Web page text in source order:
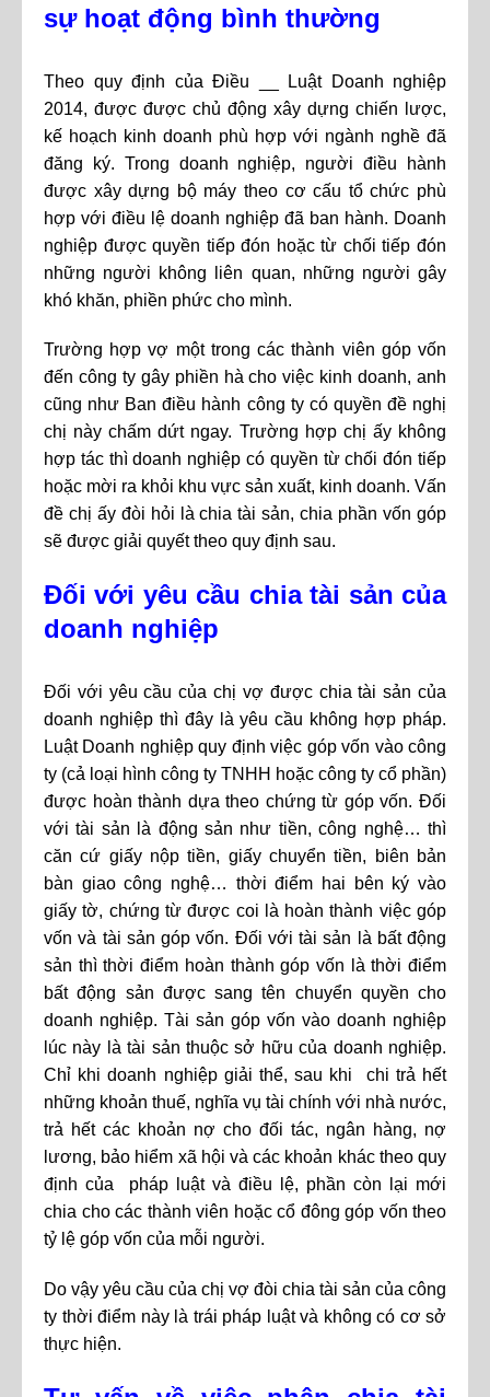
sự hoạt động bình thường
Theo quy định của Điều __ Luật Doanh nghiệp
2014, được được chủ động xây dựng chiến lược,
kế hoạch kinh doanh phù hợp với ngành nghề đã
đăng ký. Trong doanh nghiệp, người điều hành
được xây dựng bộ máy theo cơ cấu tổ chức phù
hợp với điều lệ doanh nghiệp đã ban hành. Doanh
nghiệp được quyền tiếp đón hoặc từ chối tiếp đón
những người không liên quan, những người gây
khó khăn, phiền phức cho mình.
Trường hợp vợ một trong các thành viên góp vốn
đến công ty gây phiền hà cho việc kinh doanh, anh
cũng như Ban điều hành công ty có quyền đề nghị
chị này chấm dứt ngay. Trường hợp chị ấy không
hợp tác thì doanh nghiệp có quyền từ chối đón tiếp
hoặc mời ra khỏi khu vực sản xuất, kinh doanh. Vấn
đề chị ấy đòi hỏi là chia tài sản, chia phần vốn góp
sẽ được giải quyết theo quy định sau.
Đối với yêu cầu chia tài sản của
doanh nghiệp
Đối với yêu cầu của chị vợ được chia tài sản của
doanh nghiệp thì đây là yêu cầu không hợp pháp.
Luật Doanh nghiệp quy định việc góp vốn vào công
ty (cả loại hình công ty TNHH hoặc công ty cổ phần)
được hoàn thành dựa theo chứng từ góp vốn. Đối
với tài sản là động sản như tiền, công nghệ… thì
căn cứ giấy nộp tiền, giấy chuyển tiền, biên bản
bàn giao công nghệ… thời điểm hai bên ký vào
giấy tờ, chứng từ được coi là hoàn thành việc góp
vốn và tài sản góp vốn. Đối với tài sản là bất động
sản thì thời điểm hoàn thành góp vốn là thời điểm
bất động sản được sang tên chuyển quyền cho
doanh nghiệp. Tài sản góp vốn vào doanh nghiệp
lúc này là tài sản thuộc sở hữu của doanh nghiệp.
Chỉ khi doanh nghiệp giải thể, sau khi chi trả hết
những khoản thuế, nghĩa vụ tài chính với nhà nước,
trả hết các khoản nợ cho đối tác, ngân hàng, nợ
lương, bảo hiểm xã hội và các khoản khác theo quy
định của pháp luật và điều lệ, phần còn lại mới
chia cho các thành viên hoặc cổ đông góp vốn theo
tỷ lệ góp vốn của mỗi người.
Do vậy yêu cầu của chị vợ đòi chia tài sản của công
ty thời điểm này là trái pháp luật và không có cơ sở
thực hiện.